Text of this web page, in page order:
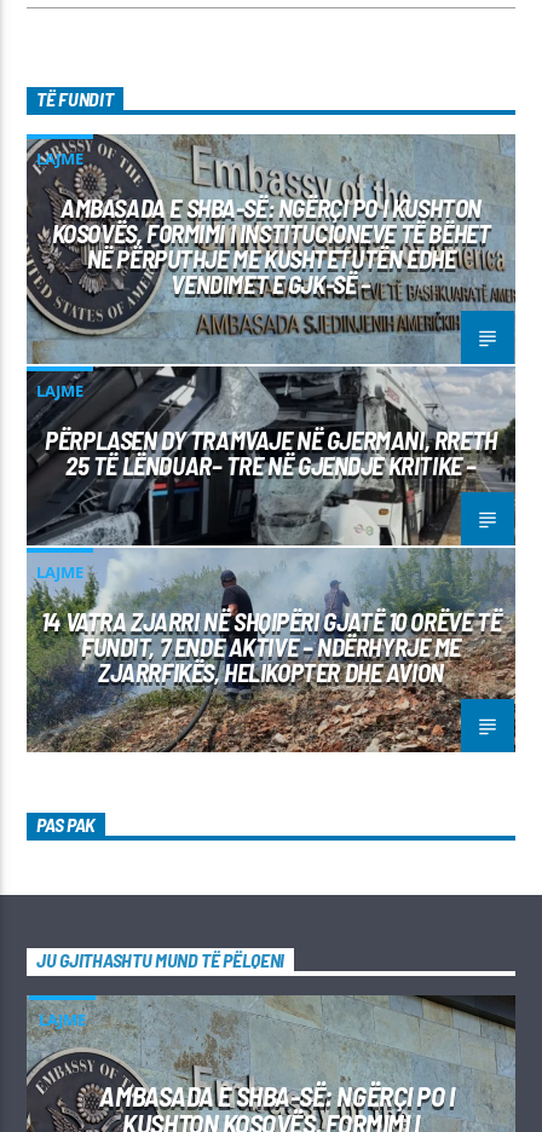
TË FUNDIT
LAJME
AMBASADA E SHBA-SË: NGËRÇI PO I KUSHTON
KOSOVËS, FORMIMI I INSTITUCIONEVE TË BËHET
NË PËRPUTHJE ME KUSHTETUTËN EDHE
VENDIMET E GJK-SË –
LAJME
PËRPLASEN DY TRAMVAJE NË GJERMANI, RRETH
25 TË LËNDUAR– TRE NË GJENDJE KRITIKE –
LAJME
14 VATRA ZJARRI NË SHQIPËRI GJATË 10 ORËVE TË
FUNDIT, 7 ENDE AKTIVE – NDËRHYRJE ME
ZJARRFIKËS, HELIKOPTER DHE AVION
PAS PAK
JU GJITHASHTU MUND TË PËLQENI
LAJME
AMBASADA E SHBA-SË: NGËRÇI PO I
KUSHTON KOSOVËS, FORMIMI I